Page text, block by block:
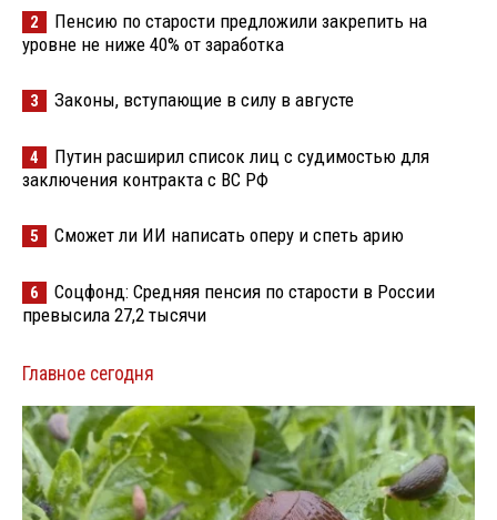
2
Пенсию по старости предложили закрепить на
уровне не ниже 40% от заработка
3 Законы, вступающие в силу в августе
4
Путин расширил список лиц с судимостью для
заключения контракта с ВС РФ
5 Сможет ли ИИ написать оперу и спеть арию
6
Соцфонд: Средняя пенсия по старости в России
превысила 27,2 тысячи
Главное сегодня